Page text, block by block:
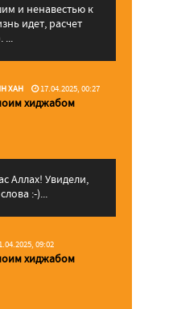
и ненавестью к
идет, расчет
...
ХАН 17.04.2025, 00:27
хиджабом
Аллаx! Увидели,
:-)...
09:02
хиджабом